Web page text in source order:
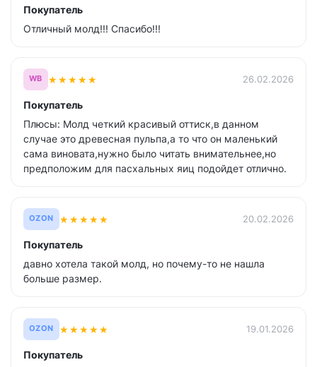
Покупатель
Отличный молд!!! Спасибо!!!
WB ★★★★★ 26.02.2026
Покупатель
Плюсы: Молд четкий красивый оттиск,в данном
случае это древесная пульпа,а то что он маленький
сама виновата,нужно было читать внимательнее,но
предположим для пасхальных яиц подойдет отлично.
OZON ★★★★★ 20.02.2026
Покупатель
давно хотела такой молд, но почему-то не нашла
больше размер.
OZON ★★★★★ 19.01.2026
Покупатель